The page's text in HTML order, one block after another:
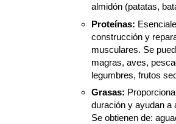
almidón (patatas,
Proteínas:
construcción y
musculares. Se
magras, aves,
legumbres, frutos
Grasas:
duración y ayudan a
Se obtienen de: